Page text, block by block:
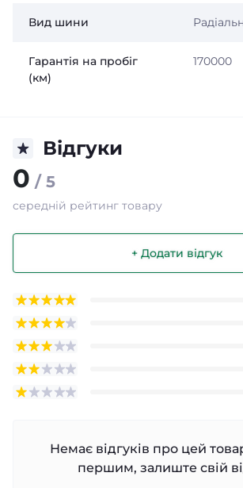
Вид шини
Гарантія на пробіг
(км)
170000
Відгуки
0 / 5
середній рейтинг товару
+ Додати відгук
Немає відгуків про цей
першим, залиште свій